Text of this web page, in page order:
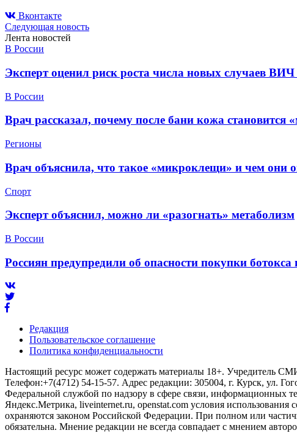
Вконтакте
Следующая новость
Лента новостей
В России
Эксперт оценил риск роста числа новых случаев
В России
Врач рассказал, почему после бани кожа становится
Регионы
Врач объяснила, что такое «микроклещи» и чем они
Спорт
Эксперт объяснил, можно ли «разогнать» метаболизм
В России
Россиян предупредили об опасности покупки
Редакция
Пользовательское соглашение
Политика конфиденциальности
Настоящий ресурс может содержать материалы 18+. Учредитель
Телефон:+7(4712) 54-15-57. Адрес редакции: 305004, г. Курск, ул.
Федеральной службой по надзору в сфере связи, информационных
Яндекс.Метрика, liveinternet.ru, openstat.com условия
охраняются законом Российской Федерации. При полном или
обязательна. Мнение редакции не всегда совпадает с мнением